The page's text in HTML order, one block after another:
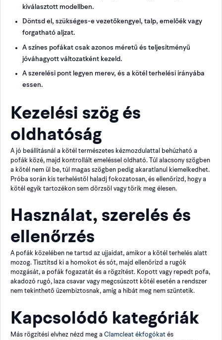
kiválasztott modellben.
Döntsd el, szükséges-e vezetőkengyel, talp, emelőék vagy
forgatható aljzat.
A színes pofákat csak azonos méretű és teljesítményű
jóváhagyott változatként kezeld.
A szerelési pont legyen merev, és a kötél terhelési irányába
essen.
Kezelési szög és
oldhatóság
A jó beállításnál a kötél természetes kézmozdulattal behúzható a
pofák közé, majd kontrollált emeléssel oldható. Túl alacsony szögben
a kötél nem ül be, túl magas szögben pedig akaratlanul kiemelkedhet.
Próba során kis terheléstől haladj fokozatosan, és ellenőrizd, hogy a
kötél egyik tartozékon sem dörzsöl vagy törik meg élesen.
Használat, szerelés és
ellenőrzés
A pofák közelében ne tartsd az ujjaidat, amikor a kötél terhelés alatt
mozog. Tisztítsd ki a homokot és sót, majd ellenőrizd a rugók
mozgását, a pofák fogazatát és a rögzítést. Kopott vagy repedt pofa,
akadozó rugó, laza csavar vagy megcsúszott kötél esetén a rendszer
nem tekinthető üzembiztosnak, amíg a hibát meg nem szüntetik.
Kapcsolódó kategóriák
Más rögzítési elvhez nézd meg a Clamcleat ékfogókat és